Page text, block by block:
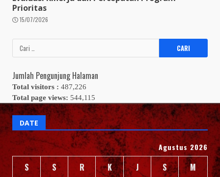
Prioritas
15/07/2026
Cari
untuk:
Jumlah Pengunjung Halaman
Total visitors : 487,226
Total page views: 544,115
DATE
Agustus 2026
S S R K J S
M